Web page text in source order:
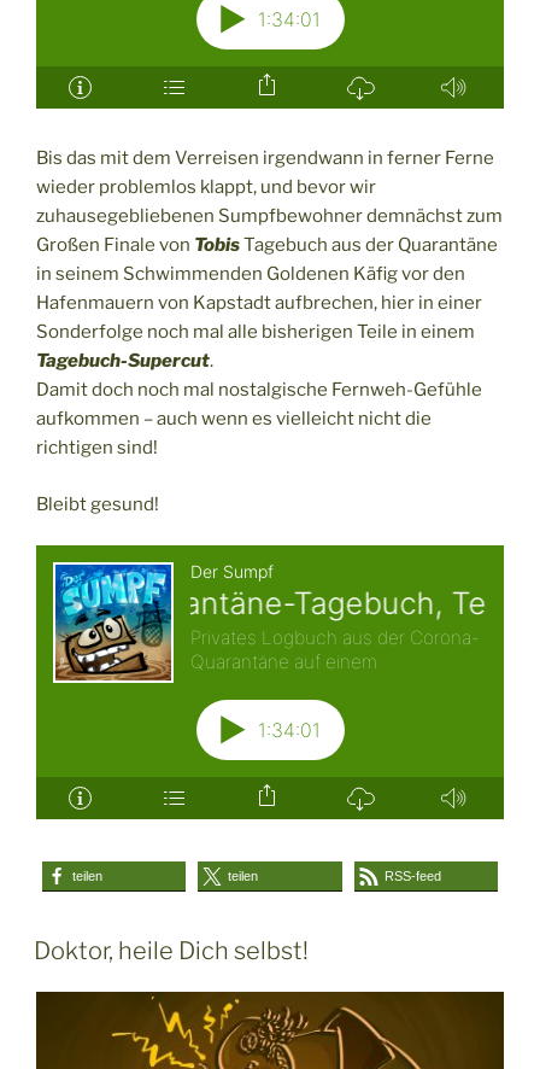
Bis das mit dem Verreisen irgendwann in ferner Ferne
wieder problemlos klappt, und bevor wir
zuhausegebliebenen Sumpfbewohner demnächst zum
Großen Finale von TobisTagebuch aus der Quarantäne
in seinem Schwimmenden Goldenen Käfig vor den
Hafenmauern von Kapstadt aufbrechen, hier in einer
Sonderfolge noch mal alle bisherigen Teile in einem
Tagebuch-Supercut.
Damit doch noch mal nostalgische Fernweh-Gefühle
aufkommen – auch wenn es vielleicht nicht die
richtigen sind!
Bleibt gesund!
teilen teilen RSS-feed
Doktor, heile Dich selbst!